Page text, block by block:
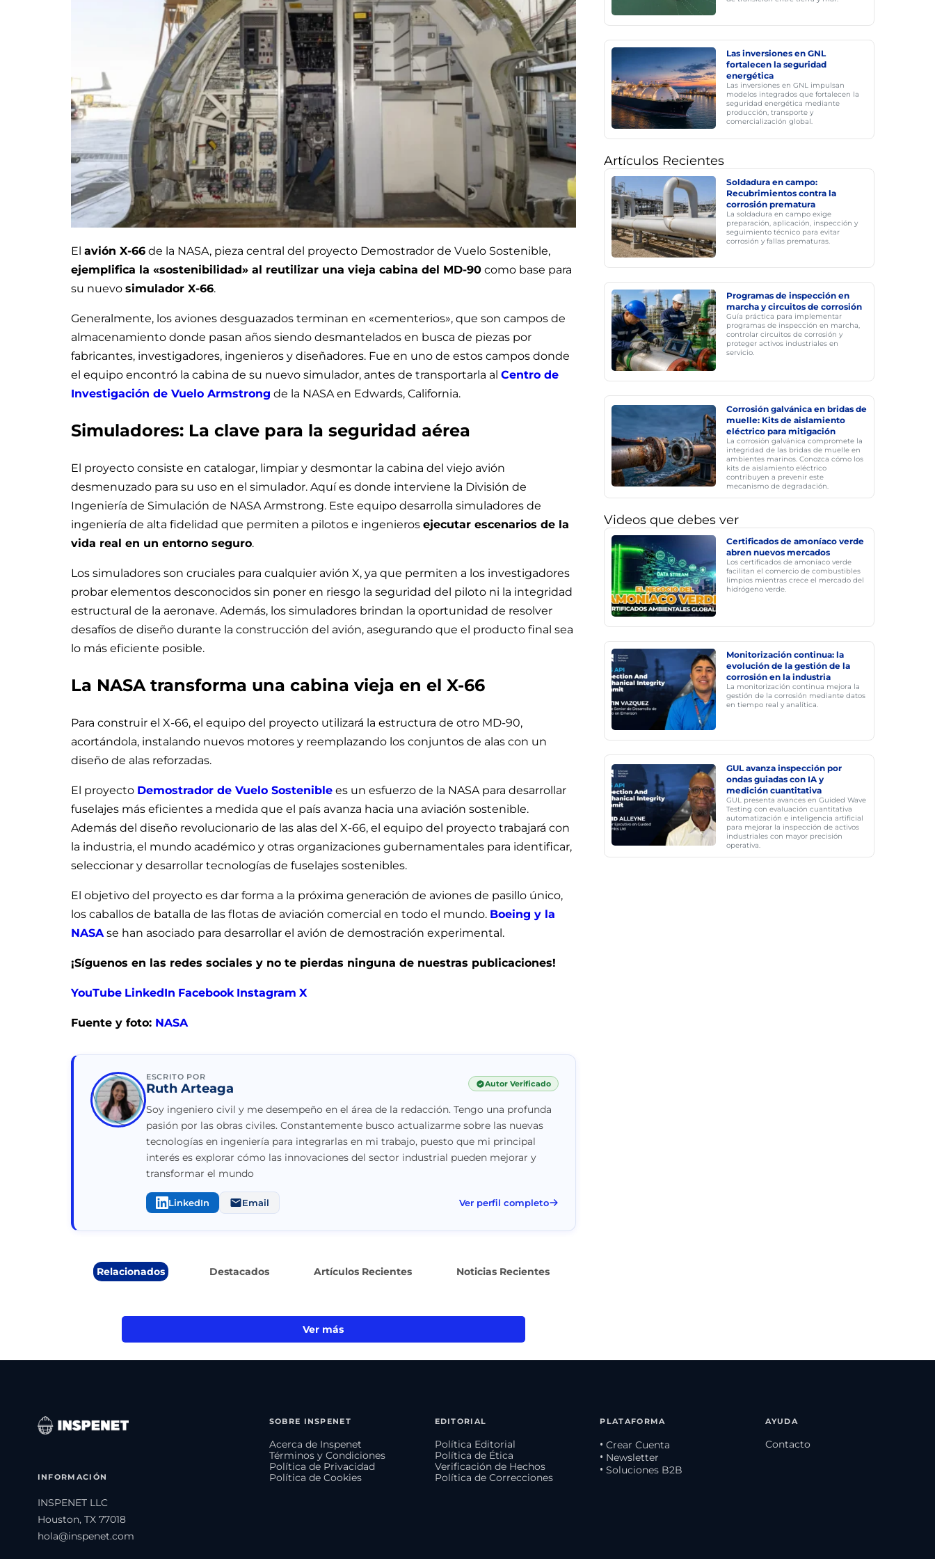
El avión X-66 de la NASA, pieza central del proyecto Demostrador de Vuelo Sostenible,
ejemplifica la «sostenibilidad» al reutilizar una vieja cabina del MD-90 como base para
su nuevo simulador X-66.
Generalmente, los aviones desguazados terminan en «cementerios», que son campos de
almacenamiento donde pasan años siendo desmantelados en busca de piezas por
fabricantes, investigadores, ingenieros y diseñadores. Fue en uno de estos campos donde
el equipo encontró la cabina de su nuevo simulador, antes de transportarla al Centro de
Investigación de Vuelo Armstrong de la NASA en Edwards, California.
Simuladores: La clave para la seguridad aérea
El proyecto consiste en catalogar, limpiar y desmontar la cabina del viejo avión
desmenuzado para su uso en el simulador. Aquí es donde interviene la División de
Ingeniería de Simulación de NASA Armstrong. Este equipo desarrolla simuladores de
ingeniería de alta fidelidad que permiten a pilotos e ingenieros ejecutar escenarios de la
vida real en un entorno seguro.
Los simuladores son cruciales para cualquier avión X, ya que permiten a los investigadores
probar elementos desconocidos sin poner en riesgo la seguridad del piloto ni la integridad
estructural de la aeronave. Además, los simuladores brindan la oportunidad de resolver
desafíos de diseño durante la construcción del avión, asegurando que el producto final sea
lo más eficiente posible.
La NASA transforma una cabina vieja en el X-66
Para construir el X-66, el equipo del proyecto utilizará la estructura de otro MD-90,
acortándola, instalando nuevos motores y reemplazando los conjuntos de alas con un
diseño de alas reforzadas.
El proyecto Demostrador de Vuelo Sostenible es un esfuerzo de la NASA para desarrollar
fuselajes más eficientes a medida que el país avanza hacia una aviación sostenible.
Además del diseño revolucionario de las alas del X-66, el equipo del proyecto trabajará con
la industria, el mundo académico y otras organizaciones gubernamentales para identificar,
seleccionar y desarrollar tecnologías de fuselajes sostenibles.
El objetivo del proyecto es dar forma a la próxima generación de aviones de pasillo único,
los caballos de batalla de las flotas de aviación comercial en todo el mundo. Boeing y la
NASA se han asociado para desarrollar el avión de demostración experimental.
¡Síguenos en las redes sociales y no te pierdas ninguna de nuestras publicaciones!
YouTube LinkedIn Facebook Instagram X
Fuente y foto: NASA
ESCRITO POR
Ruth Arteaga Autor Verificado
Soy ingeniero civil y me desempeño en el área de la redacción. Tengo una profunda
pasión por las obras civiles. Constantemente busco actualizarme sobre las nuevas
tecnologías en ingeniería para integrarlas en mi trabajo, puesto que mi principal
interés es explorar cómo las innovaciones del sector industrial pueden mejorar y
transformar el mundo
LinkedIn Email Ver perfil completo
Relacionados Destacados Artículos Recientes Noticias Recientes
Ver más
Las inversiones en GNL
fortalecen la seguridad
energética
Las inversiones en GNL impulsan
modelos integrados que fortalecen la
seguridad energética mediante
producción, transporte y
comercialización global.
Artículos Recientes
Soldadura en campo:
Recubrimientos contra la
corrosión prematura
La soldadura en campo exige
preparación, aplicación, inspección y
seguimiento técnico para evitar
corrosión y fallas prematuras.
Programas de inspección en
marcha y circuitos de corrosión
Guía práctica para implementar
programas de inspección en marcha,
controlar circuitos de corrosión y
proteger activos industriales en
servicio.
Corrosión galvánica en bridas de
muelle: Kits de aislamiento
eléctrico para mitigación
La corrosión galvánica compromete la
integridad de las bridas de muelle en
ambientes marinos. Conozca cómo los
kits de aislamiento eléctrico
contribuyen a prevenir este
mecanismo de degradación.
Videos que debes ver
Certificados de amoníaco verde
abren nuevos mercados
Los certificados de amoníaco verde
facilitan el comercio de combustibles
limpios mientras crece el mercado del
hidrógeno verde.
Monitorización continua: la
evolución de la gestión de la
corrosión en la industria
La monitorización continua mejora la
gestión de la corrosión mediante datos
en tiempo real y analítica.
GUL avanza inspección por
ondas guiadas con IA y
medición cuantitativa
GUL presenta avances en Guided Wave
Testing con evaluación cuantitativa
automatización e inteligencia artificial
para mejorar la inspección de activos
industriales con mayor precisión
operativa.
INFORMACIÓN
INSPENET LLC
Houston, TX 77018
hola@inspenet.com
SOBRE INSPENET
Acerca de Inspenet
Términos y Condiciones
Política de Privacidad
Política de Cookies
EDITORIAL
Política Editorial
Política de Ética
Verificación de Hechos
Política de Correcciones
PLATAFORMA
• Crear Cuenta
• Newsletter
• Soluciones B2B
AYUDA
Contacto